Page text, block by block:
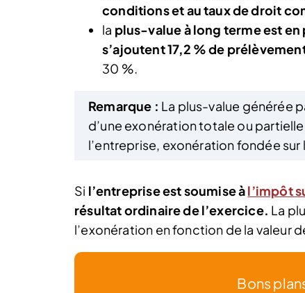
conditions et au taux de droit
la plus-value à long terme est en
s’ajoutent 17,2 % de
30 %.
Remarque : La plus-value générée
d’une exonération totale ou
l’entreprise, exonération fondée
Si l’entreprise est soumise àl’impôt
résultat ordinaire de l’exercice. La
l’exonération en fonction de la valeur
Bons